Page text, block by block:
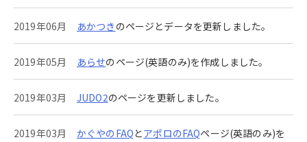
2019年06月 あかつき のページとデータを更新しました。
2019年05月 あらせのページ(英語のみ)を作成しました。
2019年03月 JUDO2のページを更新しました。
2019年03月 かぐやのFAQとアポロのFAQページ(英語のみ)を